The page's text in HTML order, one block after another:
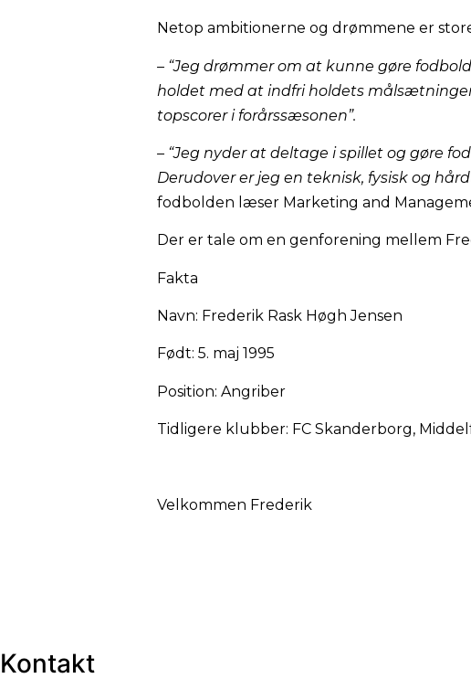
Netop ambitionerne og drømmene er
– “Jeg drømmer om at kunne gøre
holdet med at indfri holdets
topscorer i forårssæsonen”.
– “Jeg nyder at deltage i spillet og gøre
Derudover er jeg en teknisk, fysisk og
fodbolden læser Marketing and
Der er tale om en genforening mellem
Fakta
Navn: Frederik Rask Høgh Jensen
Født: 5. maj 1995
Position: Angriber
Tidligere klubber: FC Skanderborg,
Velkommen Frederik
Kontakt